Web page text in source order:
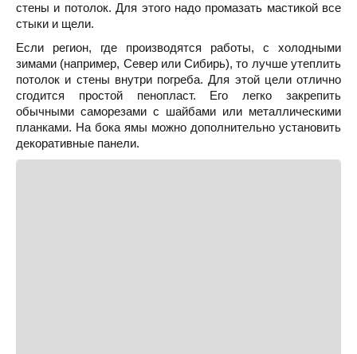
стены и потолок. Для этого надо промазать мастикой все
стыки и щели.
Если регион, где производятся работы, с холодными
зимами (например, Север или Сибирь), то лучше утеплить
потолок и стены внутри погреба. Для этой цели отлично
сгодится простой пенопласт. Его легко закрепить
обычными саморезами с шайбами или металлическими
планками. На бока ямы можно дополнительно установить
декоративные панели.